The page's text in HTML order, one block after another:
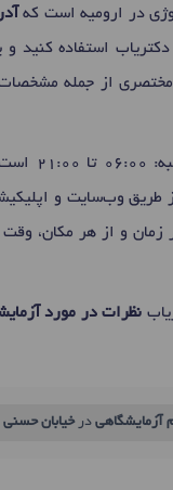
در ارومیه است که
دکتریاب استفاده کنید
از جمله
برای
طریق وب‌سایت و
و از هر مکان، وقت
نظرات در مورد
آزمایشگاهی درخیابان حسنی